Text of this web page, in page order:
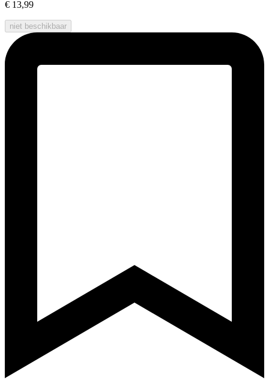
€ 13,99
niet beschikbaar